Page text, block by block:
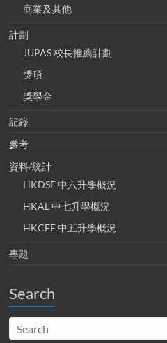
商業及其他
計劃
JUPAS 校長推薦計劃
獎項
獎學金
記錄
參考
資料/統計
HKDSE 中六升學概況
HKAL 中七升學概況
HKCEE 中五升學概況
專題
Search